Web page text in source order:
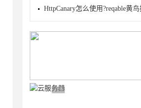
广告 商业广告，理性选择